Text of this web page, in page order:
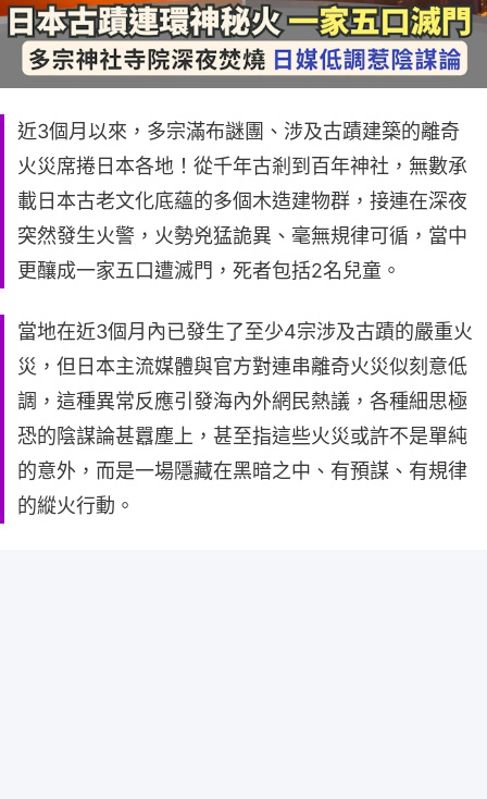
近3個月以來，多宗滿布謎團、涉及古蹟建築的離奇
火災席捲日本各地！從千年古剎到百年神社，無數承
載日本古老文化底蘊的多個木造建物群，接連在深夜
突然發生火警，火勢兇猛詭異、毫無規律可循，當中
更釀成一家五口遭滅門，死者包括2名兒童。
當地在近3個月內已發生了至少4宗涉及古蹟的嚴重火
災，但日本主流媒體與官方對連串離奇火災似刻意低
調，這種異常反應引發海內外網民熱議，各種細思極
恐的陰謀論甚囂塵上，甚至指這些火災或許不是單純
的意外，而是一場隱藏在黑暗之中、有預謀、有規律
的縱火行動。